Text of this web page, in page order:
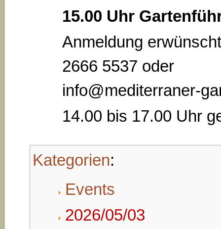
15.00 Uhr
Anmeldung
2666 5537 oder
info@mediterraner-
14.00 bis 17.00 Uhr
Kategorien:
Events
2026/05/03